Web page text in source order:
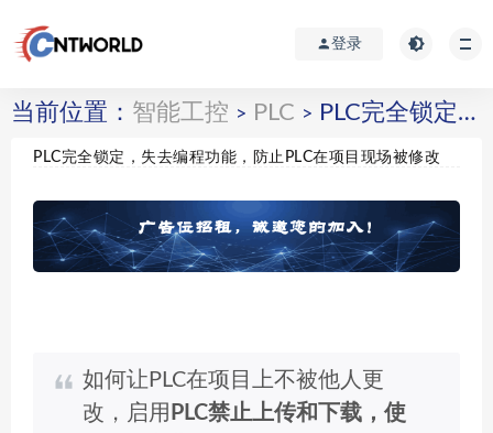
登录
当前位置： 智能工控 > PLC > PLC完全锁定，失去编程功能，防止PLC在项目现场被修改
PLC完全锁定，失去编程功能，防止PLC在项目现场被修改
如何让PLC在项目上不被他人更
改，启用 PLC禁止上传和下载，使